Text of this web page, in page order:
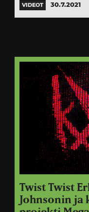
VIDEOT 30.7.2021
Twist Twist
Johnsonin ja